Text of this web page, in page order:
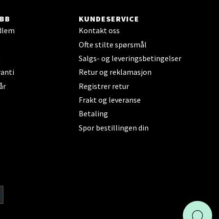
KUNDESERVICE
Kontakt oss
Ofte stilte spørsmål
Salgs- og leveringsbetingelser
Retur og reklamasjon
Registrer retur
Frakt og leveranse
Betaling
Spor bestillingen din